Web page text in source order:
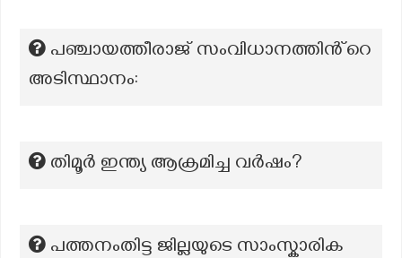
പഞ്ചായത്തീരാജ് സംവിധാനത്തിൻ്റെ
അടിസ്ഥാനം:
തിമൂർ ഇന്ത്യ ആക്രമിച്ച വർഷം?
പത്തനംതിട്ട ജില്ലയുടെ സാംസ്കാരിക